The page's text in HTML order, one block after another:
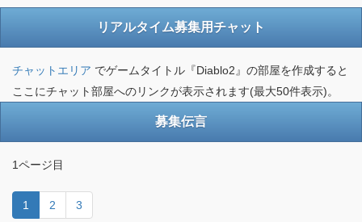
リアルタイム募集用チャット
チャットエリア でゲームタイトル『Diablo2』の部屋を作成すると
ここにチャット部屋へのリンクが表示されます(最大50件表示)。
募集伝言
1ページ目
1 2 3